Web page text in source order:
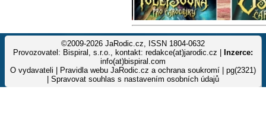
©2009-2026 JaRodic.cz, ISSN 1804-0632
Provozovatel: Bispiral, s.r.o., kontakt: redakce(at)jarodic.cz |
Inzerce:
info(at)bispiral.com
O vydavateli
Pravidla webu JaRodic.cz a ochrana soukromí | pg(2321)
Spravovat souhlas s nastavením osobních údajů